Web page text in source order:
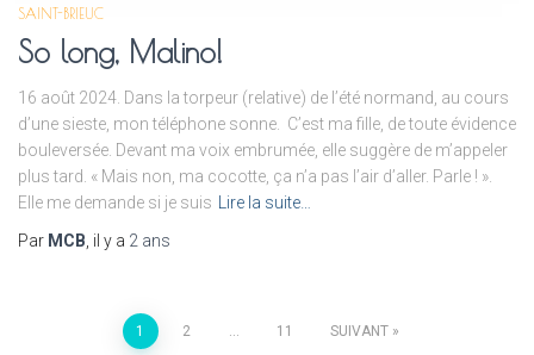
SAINT-BRIEUC
So long, Malino!
16 août 2024. Dans la torpeur (relative) de l’été normand, au cours
d’une sieste, mon téléphone sonne. C’est ma fille, de toute évidence
bouleversée. Devant ma voix embrumée, elle suggère de m’appeler
plus tard. « Mais non, ma cocotte, ça n’a pas l’air d’aller. Parle ! ».
Elle me demande si je suis Lire la suite…
Par MCB , il y a 2 ans
1 2 11 SUIVANT